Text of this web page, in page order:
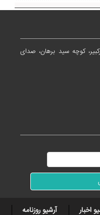
کوچه سید برهان، صدای
اخبار آرشیو روزنامه